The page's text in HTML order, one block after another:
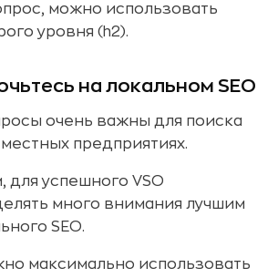
можно использовать
уровня (h2).
на локальном SEO
очень важны для поиска
предприятиях.
для успешного VSO
много внимания лучшим
SEO.
максимально использовать